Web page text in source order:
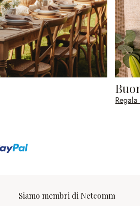
Siamo membri di Netcomm